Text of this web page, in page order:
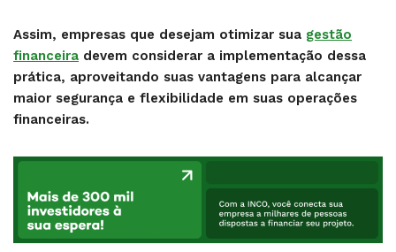
Assim, empresas que desejam otimizar sua gestão
financeira devem considerar a implementação dessa
prática, aproveitando suas vantagens para alcançar
maior segurança e flexibilidade em suas operações
financeiras.